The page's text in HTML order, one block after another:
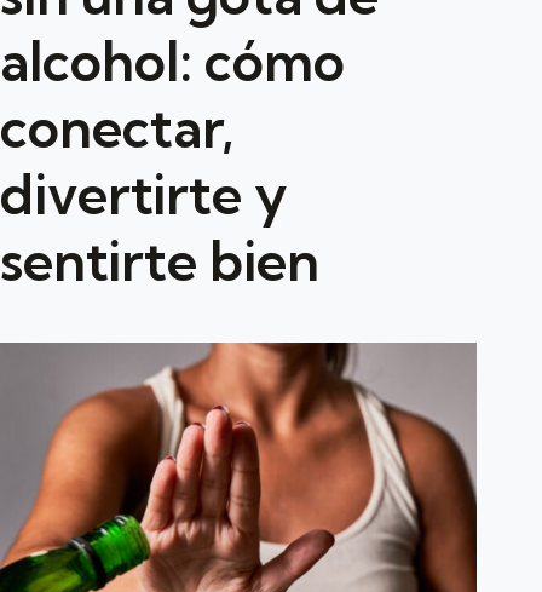
alcohol: cómo
conectar,
divertirte y
sentirte bien